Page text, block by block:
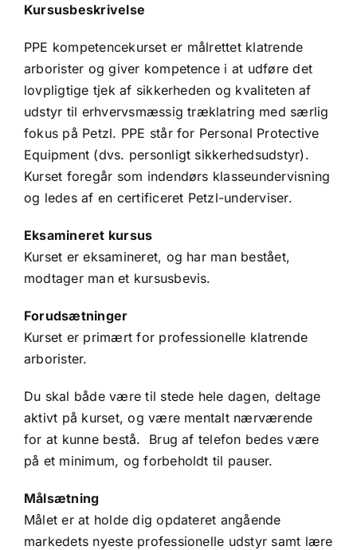
Kursusbeskrivelse
PPE kompetencekurset er målrettet klatrende
arborister og giver kompetence i at udføre det
lovpligtige tjek af sikkerheden og kvaliteten af
udstyr til erhvervsmæssig træklatring med særlig
fokus på Petzl. PPE står for Personal Protective
Equipment (dvs. personligt sikkerhedsudstyr).
Kurset foregår som indendørs klasseundervisning
og ledes af en certificeret Petzl-underviser.
Eksamineret kursus
Kurset er eksamineret, og har man bestået,
modtager man et kursusbevis.
Forudsætninger
Kurset er primært for professionelle klatrende
arborister.
Du skal både være til stede hele dagen, deltage
aktivt på kurset, og være mentalt nærværende
for at kunne bestå. Brug af telefon bedes være
på et minimum, og forbeholdt til pauser.
Målsætning
Målet er at holde dig opdateret angående
markedets nyeste professionelle udstyr samt lære